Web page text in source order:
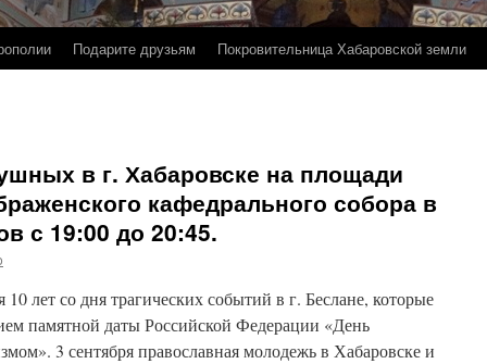
Подарите друзьям Покровительница Хабаровской земли
в г. Хабаровске на площади
кафедрального собора в
с 19:00 до 20:45.
10 лет со дня трагических событий в г. Беслане, которые
памятной даты Российской Федерации «День
3 сентября православная молодежь в Хабаровске и